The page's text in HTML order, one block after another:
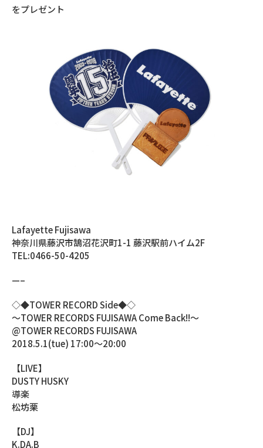
をプレゼント
Lafayette Fujisawa
神奈川県藤沢市鵠沼花沢町1-1 藤沢駅前ハイム2F
TEL:0466-50-4205
—–
◇◆TOWER RECORD Side◆◇
〜TOWER RECORDS FUJISAWA Come Back!!〜
@TOWER RECORDS FUJISAWA
2018.5.1(tue) 17:00～20:00
【LIVE】
DUSTY HUSKY
導楽
松坊栗
【DJ】
K.DA.B